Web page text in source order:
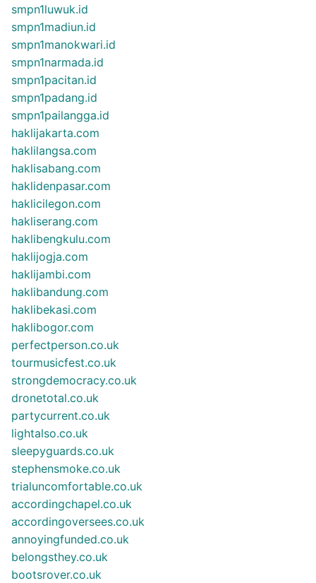
smpn1luwuk.id
smpn1madiun.id
smpn1manokwari.id
smpn1narmada.id
smpn1pacitan.id
smpn1padang.id
smpn1pailangga.id
haklijakarta.com
haklilangsa.com
haklisabang.com
haklidenpasar.com
haklicilegon.com
hakliserang.com
haklibengkulu.com
haklijogja.com
haklijambi.com
haklibandung.com
haklibekasi.com
haklibogor.com
perfectperson.co.uk
tourmusicfest.co.uk
strongdemocracy.co.uk
dronetotal.co.uk
partycurrent.co.uk
lightalso.co.uk
sleepyguards.co.uk
stephensmoke.co.uk
trialuncomfortable.co.uk
accordingchapel.co.uk
accordingoversees.co.uk
annoyingfunded.co.uk
belongsthey.co.uk
bootsrover.co.uk